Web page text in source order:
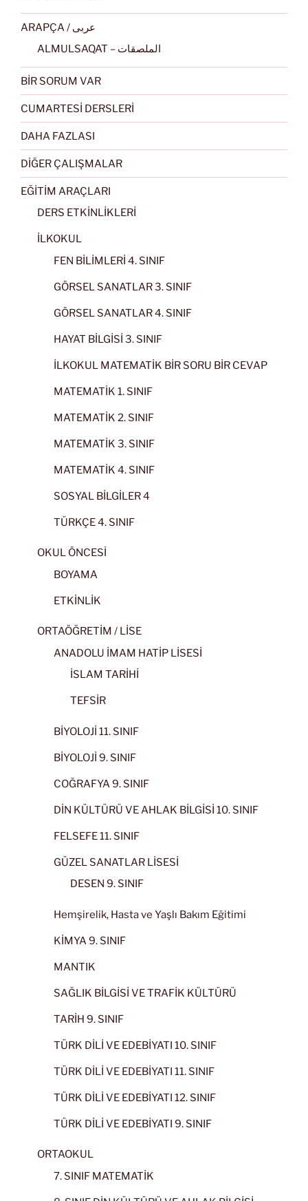
ARAPÇA / عربى
ALMULSAQAT – الملصقات
BİR SORUM VAR
CUMARTESİ DERSLERİ
DAHA FAZLASI
DİĞER ÇALIŞMALAR
EĞİTİM ARAÇLARI
DERS ETKİNLİKLERİ
İLKOKUL
FEN BİLİMLERİ 4. SINIF
GÖRSEL SANATLAR 3. SINIF
GÖRSEL SANATLAR 4. SINIF
HAYAT BİLGİSİ 3. SINIF
İLKOKUL MATEMATİK BİR SORU BİR CEVAP
MATEMATİK 1. SINIF
MATEMATİK 2. SINIF
MATEMATİK 3. SINIF
MATEMATİK 4. SINIF
SOSYAL BİLGİLER 4
TÜRKÇE 4. SINIF
OKUL ÖNCESİ
BOYAMA
ETKİNLİK
ORTAÖĞRETİM / LİSE
ANADOLU İMAM HATİP LİSESİ
İSLAM TARİHİ
TEFSİR
BİYOLOJİ 11. SINIF
BİYOLOJİ 9. SINIF
COĞRAFYA 9. SINIF
DİN KÜLTÜRÜ VE AHLAK BİLGİSİ 10. SINIF
FELSEFE 11. SINIF
GÜZEL SANATLAR LİSESİ
DESEN 9. SINIF
Hemşirelik, Hasta ve Yaşlı Bakım Eğitimi
KİMYA 9. SINIF
MANTIK
SAĞLIK BİLGİSİ VE TRAFİK KÜLTÜRÜ
TARİH 9. SINIF
TÜRK DİLİ VE EDEBİYATI 10. SINIF
TÜRK DİLİ VE EDEBİYATI 11. SINIF
TÜRK DİLİ VE EDEBİYATI 12. SINIF
TÜRK DİLİ VE EDEBİYATI 9. SINIF
ORTAOKUL
7. SINIF MATEMATİK